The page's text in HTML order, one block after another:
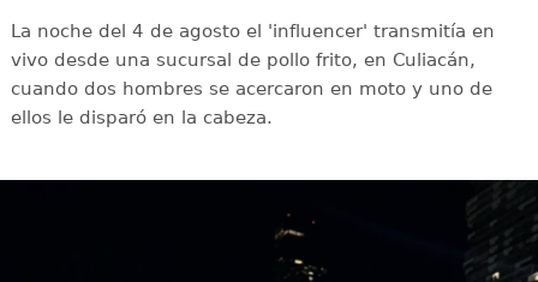
La noche del 4 de agosto el 'influencer' transmitía en
vivo desde una sucursal de pollo frito, en Culiacán,
cuando dos hombres se acercaron en moto y uno de
ellos le disparó en la cabeza.